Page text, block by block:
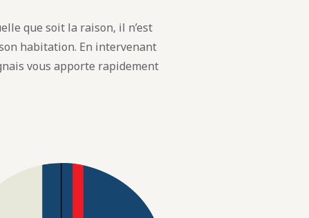
que soit la raison, il n’est
habitation. En intervenant
vous apporte rapidement